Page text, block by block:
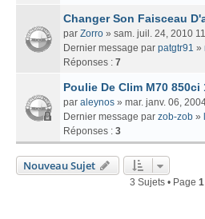
Changer Son Faisceau
par Zorro » sam. juil. 24, 2010
Dernier message par patgtr91 »
Réponses : 7
Poulie De Clim M70 850ci
par aleynos » mar. janv. 06,
Dernier message par zob-zob »
Réponses : 3
Nouveau Sujet
3 Sujets • Page 1